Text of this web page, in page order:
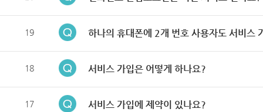
19 하나의 휴대폰에 2개 번호 사용자도 서비스
18 서비스 가입은 어떻게 하나요?
17 서비스 가입에 제약이 있나요?